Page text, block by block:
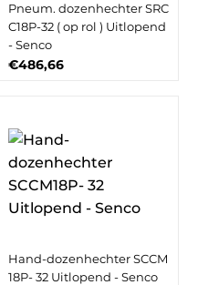
Pneum. dozenhechter SRC
C18P-32 ( op rol ) Uitlopend
- Senco
€486,66
Hand-dozenhechter SCCM
18P- 32 Uitlopend - Senco